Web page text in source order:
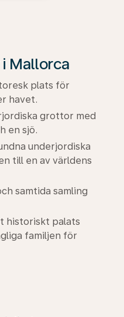
Mallorca
plats för
havet.
grottor med
en sjö.
underjordiska
till en av världens
samtida samling
historiskt palats
familjen för